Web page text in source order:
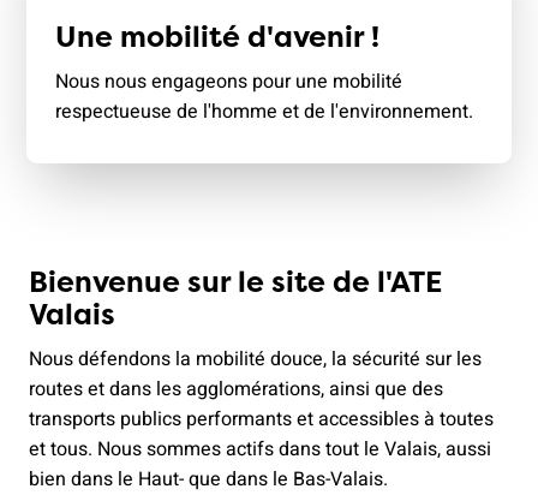
Une mobilité d'avenir !
Nous nous engageons pour une mobilité
respectueuse de l'homme et de l'environnement.
Bienvenue sur le site de l'ATE
Valais
Nous défendons la mobilité douce, la sécurité sur les
routes et dans les agglomérations, ainsi que des
transports publics performants et accessibles à toutes
et tous. Nous sommes actifs dans tout le Valais, aussi
bien dans le Haut- que dans le Bas-Valais.